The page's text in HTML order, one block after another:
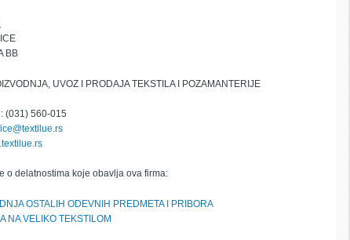
BB
UVOZ I PRODAJA TEKSTILA I POZAMANTERIJE
(031) 560-015
o delatnostima koje obavlja ova firma:
OSTALIH ODEVNIH PREDMETA I PRIBORA
NA VELIKO TEKSTILOM